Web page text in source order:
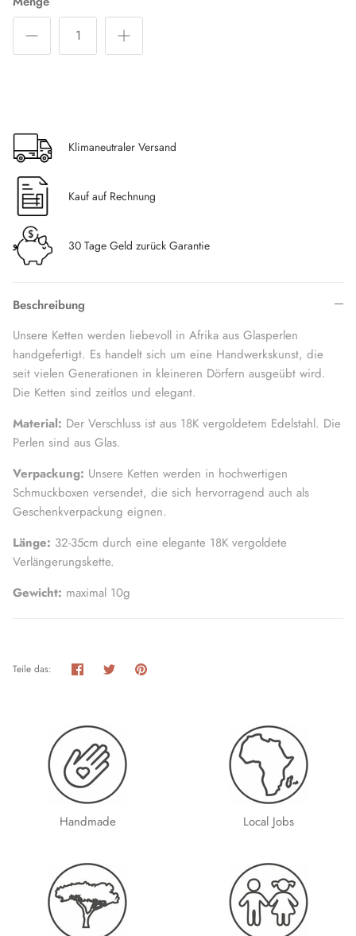
Klimaneutraler Versand
Kauf auf Rechnung
30 Tage Geld zurück Garantie
Beschreibung
Unsere Ketten werden liebevoll in Afrika aus Glasperlen
handgefertigt. Es handelt sich um eine Handwerkskunst, die
seit vielen Generationen in kleineren Dörfern ausgeübt wird.
Die Ketten sind zeitlos und elegant.
Material: Der Verschluss ist aus 18K vergoldetem Edelstahl. Die
Perlen sind aus Glas.
Verpackung: Unsere Ketten werden in hochwertigen
Schmuckboxen versendet, die sich hervorragend auch als
Geschenkverpackung eignen.
Länge: 32-35cm durch eine elegante 18K vergoldete
Verlängerungskette.
Gewicht: maximal 10g
Teile das: TeilenTwitternPinnen
Handmade Local Jobs